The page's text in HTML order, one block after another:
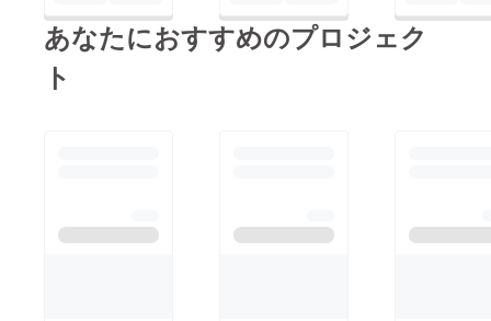
この経験を持って中国
の学びの姿がどう見え
ントをする方もいらっ
て、「せんせいのたま
あなたにおすすめのプロジェク
ト